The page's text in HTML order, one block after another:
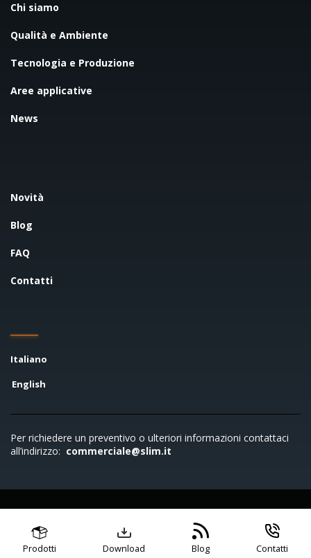
Chi siamo
Qualità e Ambiente
Tecnologia e Produzione
Aree applicative
News
Novità
Blog
FAQ
Contatti
Italiano
English
Per richiedere un preventivo o ulteriori informazioni contattaci
all’indirizzo: commerciale@slim.it
Condizioni di vendita
Codice di condotta
policy
Cookie policy
Prodotti Download Blog Contatti